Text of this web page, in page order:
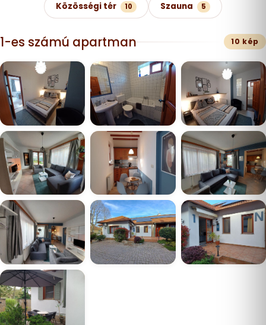
Közösségi tér 10 Szauna 5
1-es számú apartman 10 kép